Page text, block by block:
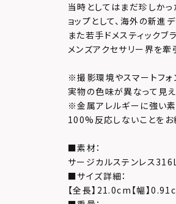
当時としてはまだ珍しか
ョップとして、海外の新進
また若手ドメスティックブ
メンズアクセサリー界を牽
※撮影環境やスマートフォ
実物の色味が異なって見え
※金属アレルギーに強い素
100%反応しないことをお
■素材：
サージカルステンレス
■サイズ詳細：
【全長】21.0cm【幅】